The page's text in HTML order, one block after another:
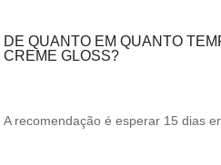
DE QUANTO EM QUANTO
CREME GLOSS?
A recomendação é esperar 15 dias